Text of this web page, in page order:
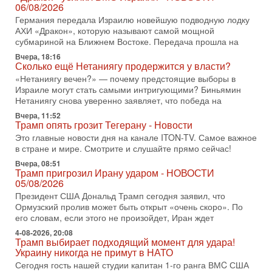
Международного управления полиции Израиля, автор
31-07-2026, 09:02
Битва за разоружение ХАМАСа - НОВОСТИ
31/07/2026
Сегодня президент США Дональд Трамп заявил о
достижении исторического соглашения о полном
разоружении ХАМАСа и других вооруженных группировок в
30-07-2026, 17:59
Иран доведет Трампа до крайних мер? Разбор и
оценка от военного обозревателя Давида Шарпа
Ситуация вокруг противостояния Ирана и США накаляется
с каждым днем. Почему Трамп в самый последний момент
отменил решение о нанесении тяжелых ударов
30-07-2026, 16:54
Покупатель авиакомпании «Аркия» намерен
запретить полеты по субботам!
Вокруг возможной продажи авиакомпании «Аркия»
разгорается громкий конфликт.
30-07-2026, 08:16
Трамп готовит удар по Ирану - НОВОСТИ 30/07/2026
Президент США Дональд Трамп сегодня рассматривает
возможность масштабной военной операции против Ирана
06/08/2026
Германия передала Израилю новейшую подводную лодку
АХИ «Дракон», которую называют самой мощной
субмариной на Ближнем Востоке. Передача прошла на
Вчера, 18:16
Сколько ещё Нетаниягу продержится у власти?
«Нетаниягу вечен?» — почему предстоящие выборы в
Израиле могут стать самыми интригующими? Биньямин
Нетаниягу снова уверенно заявляет, что победа на
Вчера, 11:52
Трамп опять грозит Тегерану - Новости
Это главные новости дня на канале ITON-TV. Самое важное
в стране и мире. Смотрите и слушайте прямо сейчас!
Вчера, 08:51
Трамп пригрозил Ирану ударом - НОВОСТИ
05/08/2026
Президент США Дональд Трамп сегодня заявил, что
Ормузский пролив может быть открыт «очень скоро». По
его словам, если этого не произойдет, Иран ждет
4-08-2026, 20:08
Трамп выбирает подходящий момент для удара!
Украину никогда не примут в НАТО
Сегодня гость нашей студии капитан 1-го ранга ВМC США